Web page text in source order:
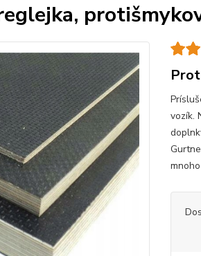
vozík.